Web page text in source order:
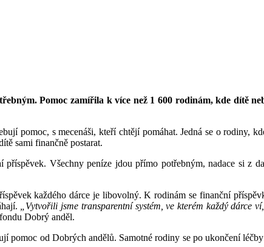
Pomoc zamířila k více než 1 600 rodinám, kde dítě
pomoc, s mecenáši, kteří chtějí pomáhat. Jedná se o rodiny,
sami finančně postarat.
Všechny peníze jdou přímo potřebným, nadace si z
každého dárce je libovolný. K rodinám se finanční
„Vytvořili jsme transparentní systém, ve kterém každý dárce
Dobrý anděl.
pomoc od Dobrých andělů. Samotné rodiny se po ukončení